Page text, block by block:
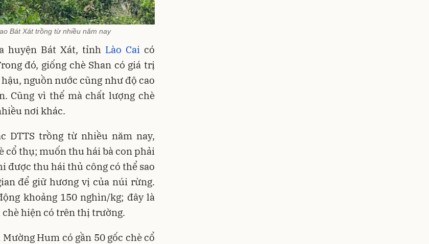
Bát Xát trồng từ nhiều năm nay
huyện Bát Xát, tỉnh Lào Cai có
đó, giống chè Shan có giá trị
nguồn nước cũng như độ cao
Cũng vì thế mà chất lượng chè
nơi khác.
DTTS trồng từ nhiều năm nay,
cổ thụ; muốn thu hái bà con phải
được thu hái thủ công có thể sao
để giữ hương vị của núi rừng.
khoảng 150 nghìn/kg; đây là
chè hiện có trên thị trường.
Hum có gần 50 gốc chè cổ